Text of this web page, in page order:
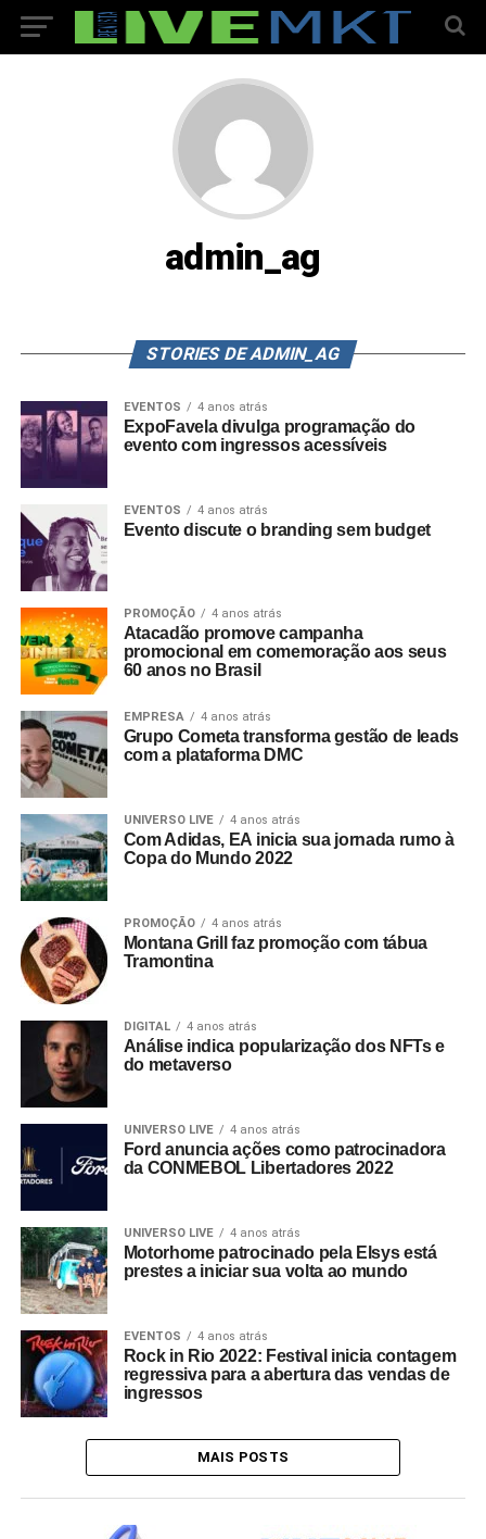
admin_ag
STORIES DE ADMIN_AG
EVENTOS 4 anos atrás
ExpoFavela divulga programação do
evento com ingressos acessíveis
EVENTOS 4 anos atrás
Evento discute o branding sem budget
PROMOÇÃO 4 anos atrás
Atacadão promove campanha
promocional em comemoração aos seus
60 anos no Brasil
EMPRESA 4 anos atrás
Grupo Cometa transforma gestão de leads
com a plataforma DMC
UNIVERSO LIVE 4 anos atrás
Com Adidas, EA inicia sua jornada rumo à
Copa do Mundo 2022
PROMOÇÃO 4 anos atrás
Montana Grill faz promoção com tábua
Tramontina
DIGITAL 4 anos atrás
Análise indica popularização dos NFTs e
do metaverso
UNIVERSO LIVE 4 anos atrás
Ford anuncia ações como patrocinadora
da CONMEBOL Libertadores 2022
UNIVERSO LIVE 4 anos atrás
Motorhome patrocinado pela Elsys está
prestes a iniciar sua volta ao mundo
EVENTOS 4 anos atrás
Rock in Rio 2022: Festival inicia contagem
regressiva para a abertura das vendas de
ingressos
MAIS POSTS